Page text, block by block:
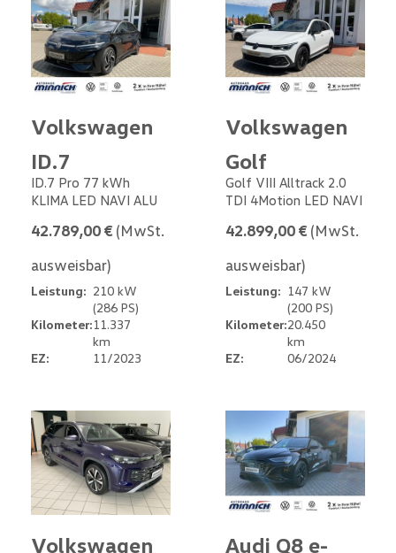
Volkswagen
ID.7
ID.7 Pro 77 kWh
KLIMA LED NAVI ALU
42.789,00 € (MwSt.
ausweisbar)
Leistung: 210 kW
(286 PS)
Kilometer:11.337
km
EZ:
11/2023
Volkswagen
Golf
Golf VIII Alltrack 2.0
TDI 4Motion LED NAVI
42.899,00 € (MwSt.
ausweisbar)
Leistung: 147 kW
(200 PS)
Kilometer:20.450
km
EZ:
06/2024
Volkswagen
Audi Q8 e-